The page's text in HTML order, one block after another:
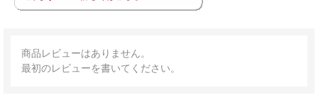
商品レビューはありません。
最初のレビューを書いてください。